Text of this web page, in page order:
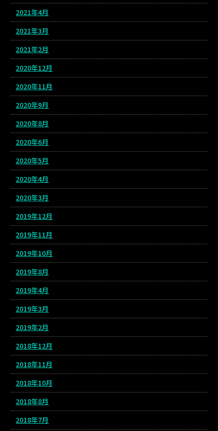
2021年4月
2021年3月
2021年2月
2020年12月
2020年11月
2020年9月
2020年8月
2020年6月
2020年5月
2020年4月
2020年3月
2019年12月
2019年11月
2019年10月
2019年8月
2019年4月
2019年3月
2019年2月
2018年12月
2018年11月
2018年10月
2018年8月
2018年7月